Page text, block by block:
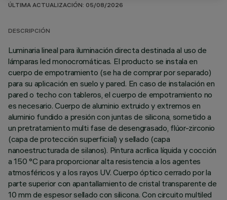
ÚLTIMA ACTUALIZACIÓN: 05/08/2026
DESCRIPCIÓN
Luminaria lineal para iluminación directa destinada al uso de
lámparas led monocromáticas. El producto se instala en
cuerpo de empotramiento (se ha de comprar por separado)
para su aplicación en suelo y pared. En caso de instalación en
pared o techo con tableros, el cuerpo de empotramiento no
es necesario. Cuerpo de aluminio extruido y extremos en
aluminio fundido a presión con juntas de silicona, sometido a
un pretratamiento multi fase de desengrasado, flúor-zirconio
(capa de protección superficial) y sellado (capa
nanoestructurada de silanos). Pintura acrílica líquida y cocción
a 150 °C para proporcionar alta resistencia a los agentes
atmosféricos y a los rayos UV. Cuerpo óptico cerrado por la
parte superior con apantallamiento de cristal transparente de
10 mm de espesor sellado con silicona. Con circuito multiled